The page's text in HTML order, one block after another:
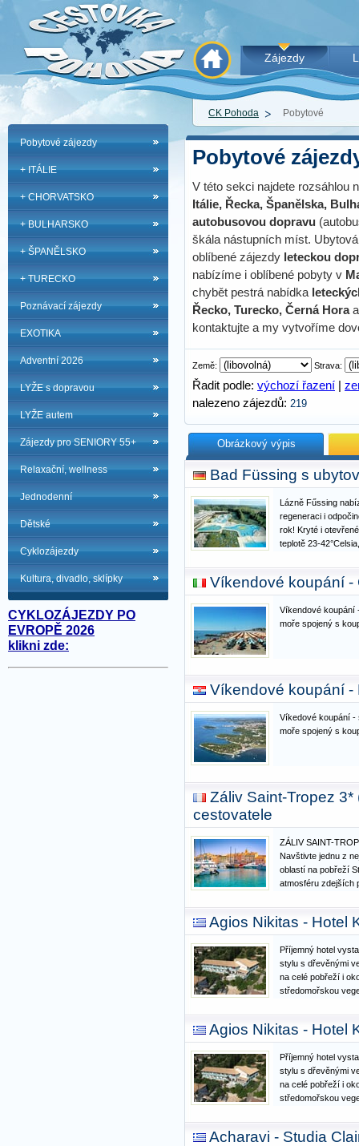
Zájezdy
CK Pohoda Pobytové
Pobytové zájezdy
+ ITÁLIE
+ CHORVATSKO
+ BULHARSKO
+ ŠPANĚLSKO
+ TURECKO
Poznávací zájezdy
EXOTIKA
Adventní 2026
LYŽE s dopravou
LYŽE autem
Zájezdy pro SENIORY 55+
Relaxační, wellness
Jednodenní
Dětské
Cyklozájezdy
Kultura, divadlo, sklípky
CYKLOZÁJEZDY PO
EVROPĚ 2026
klikni zde:
Pobytové
V této sekci najdete rozsáhlou
Itálie, Řecka, Španělska,
autobusovou dopravu
škála nástupních míst.
oblíbené zájezdy leteckou
nabízíme i oblíbené pobyty v
chybět pestrá nabídka
Řecko, Turecko, Černá Hora
kontaktujte a my vytvoříme
Země: Strava:
Řadit podle: výchozí řazení
nalezeno zájezdů: 219
Obrázkový výpis
Bad Füssing s
Lázně Fűssing
regeneraci i
rok! Kryté i
teplotě 23-
sauny za příplatek
místnosti. Léčebná
Víkendové koupání -
Víkendové koupání
moře spojený s
Víkendové koupání -
Víkedové koupání -
moře spojený s
Záliv Saint-Tropez
cestovatele
ZÁLIV SAINT-
Navštivte jednu z
oblastí na pobřeží
atmosféru zdejších
nebo Leonardo Di
Diana ... Toto
Agios Nikitas - Hotel
Příjemný hotel
stylu s dřevěnými
na celé pobřeží i
středomořskou
ve vzdálenosti 150
přátelskou
Agios Nikitas - Hotel
Příjemný hotel
stylu s dřevěnými
na celé pobřeží i
středomořskou
ve vzdálenosti 150
přátelskou
Acharavi - Studia